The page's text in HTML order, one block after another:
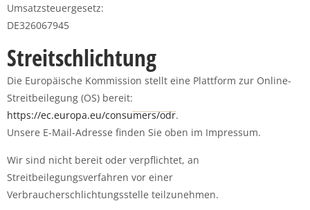
Umsatzsteuergesetz:
DE326067945
Streitschlichtung
Die Europäische Kommission stellt eine Plattform zur Online-
Streitbeilegung (OS) bereit:
https://ec.europa.eu/consumers/odr.
Unsere E-Mail-Adresse finden Sie oben im Impressum.
Wir sind nicht bereit oder verpflichtet, an
Streitbeilegungsverfahren vor einer
Verbraucherschlichtungsstelle teilzunehmen.